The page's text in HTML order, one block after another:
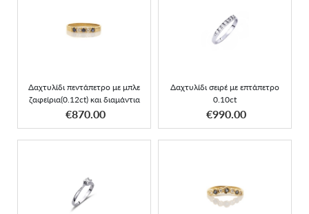
Δαχτυλίδι πεντάπετρο με μπλε
ζαφείρια(0.12ct) και διαμάντια
€870.00
Δαχτυλίδι πεντάπετρο με
μπλε ζαφείρια(0.12ct) και
ΑΠΟΚΤΗΣΕ ΤΟ
Δαχτυλίδι σειρέ με επτάπετρο
0.10ct
€990.00
Δαχτυλίδι σειρέ με
επτάπετρο 0.10ct
ΑΠΟΚΤΗΣΕ ΤΟ
Δαχτυλίδι μονόπετρο
flame με μπριγιάν 0.08ct
Δαχτυλίδι με μπλε
ζαφείρια(0.15ct) και
διαμάντια